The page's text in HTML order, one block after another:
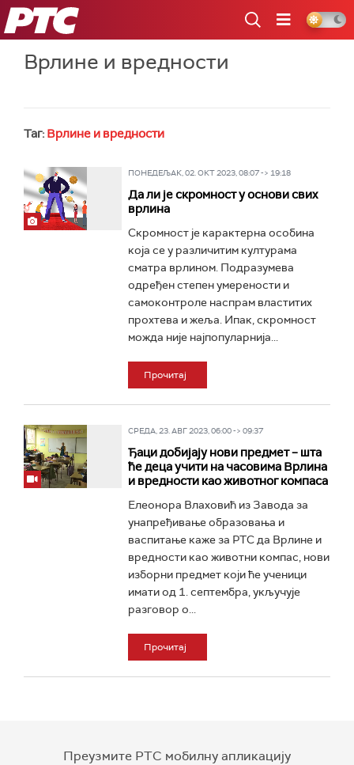
РТС
Врлине и вредности
Таг: Врлине и вредности
ПОНЕДЕЉАК, 02. ОКТ 2023, 08:07 -> 19:18
Да ли је скромност у основи свих
врлина
Скромност је карактерна особина
која се у различитим културама
сматра врлином. Подразумева
одређен степен умерености и
самоконтроле наспрам властитих
прохтева и жеља. Ипак, скромност
можда није најпопуларнија...
Прочитај
СРЕДА, 23. АВГ 2023, 06:00 -> 09:37
Ђаци добијају нови предмет – шта
ће деца учити на часовима Врлина
и вредности као животног компаса
Елеонора Влаховић из Завода за
унапређивање образовања и
васпитање каже за РТС да Врлине и
вредности као животни компас, нови
изборни предмет који ће ученици
имати од 1. септембра, укључује
разговор о...
Прочитај
Преузмите РТС мобилну апликацију